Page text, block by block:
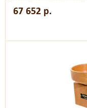
67 652 р.